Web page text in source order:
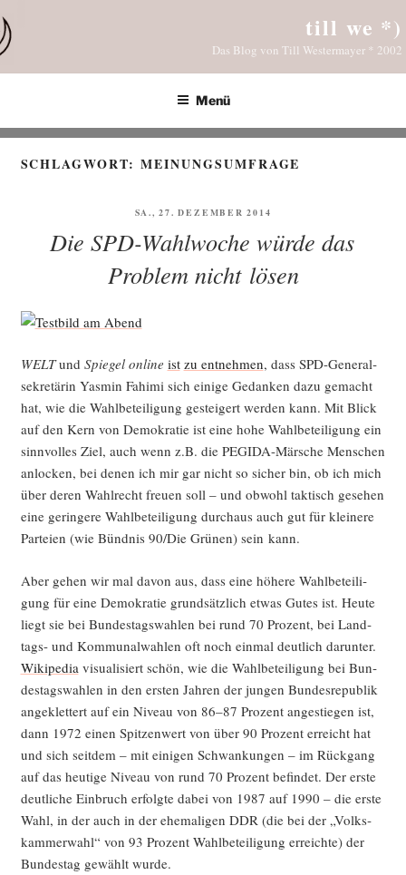
Inhalt
springen
till we *)
Das Blog von Till Westermayer * 2002
Menü
SCHLAGWORT:MEINUNGSUMFRAGE
VERÖFFENTLICHT
SA., 27. DEZEMBER 2014
Die SPD-Wahlwoche würde das
Problem nicht lösen
WELTund Spie­gel online ist zu ent­neh­men, dass SPD-Gene­ral­
se­kre­tä­rin Yas­min Fahi­mi sich eini­ge Gedan­ken dazu gemacht
hat, wie die Wahl­be­tei­li­gung gestei­gert wer­den kann. Mit Blick
auf den Kern von Demo­kra­tie ist eine hohe Wahl­be­tei­li­gung ein
sinn­vol­les Ziel, auch wenn z.B. die PEGI­DA-Mär­sche Men­schen
anlo­cken, bei denen ich mir gar nicht so sicher bin, ob ich mich
über deren Wahl­recht freu­en soll – und obwohl tak­tisch gese­hen
eine gerin­ge­re Wahl­be­tei­li­gung durch­aus auch gut für klei­ne­re
Par­tei­en (wie Bünd­nis 90/Die Grü­nen) sein kann.
Aber gehen wir mal davon aus, dass eine höhe­re Wahl­be­tei­li­
gung für eine Demo­kra­tie grund­sätz­lich etwas Gutes ist. Heu­te
liegt sie bei Bun­des­tags­wah­len bei rund 70 Pro­zent, bei Land­
tags- und Kom­mu­nal­wah­len oft noch ein­mal deut­lich dar­un­ter.
Wiki­pe­dia visua­li­siert schön, wie die Wahl­be­tei­li­gung bei Bun­
des­tags­wah­len in den ers­ten Jah­ren der jun­gen Bun­des­re­pu­blik
ange­klet­tert auf ein Niveau von 86–87 Pro­zent ange­stie­gen ist,
dann 1972 einen Spit­zen­wert von über 90 Pro­zent erreicht hat
und sich seit­dem – mit eini­gen Schwan­kun­gen – im Rück­gang
auf das heu­ti­ge Niveau von rund 70 Pro­zent befin­det. Der ers­te
deut­li­che Ein­bruch erfolg­te dabei von 1987 auf 1990 – die ers­te
Wahl, in der auch in der ehe­ma­li­gen DDR (die bei der „Volks­
kam­mer­wahl“ von 93 Pro­zent Wahl­be­tei­li­gung erreich­te) der
Bun­des­tag gewählt wurde.